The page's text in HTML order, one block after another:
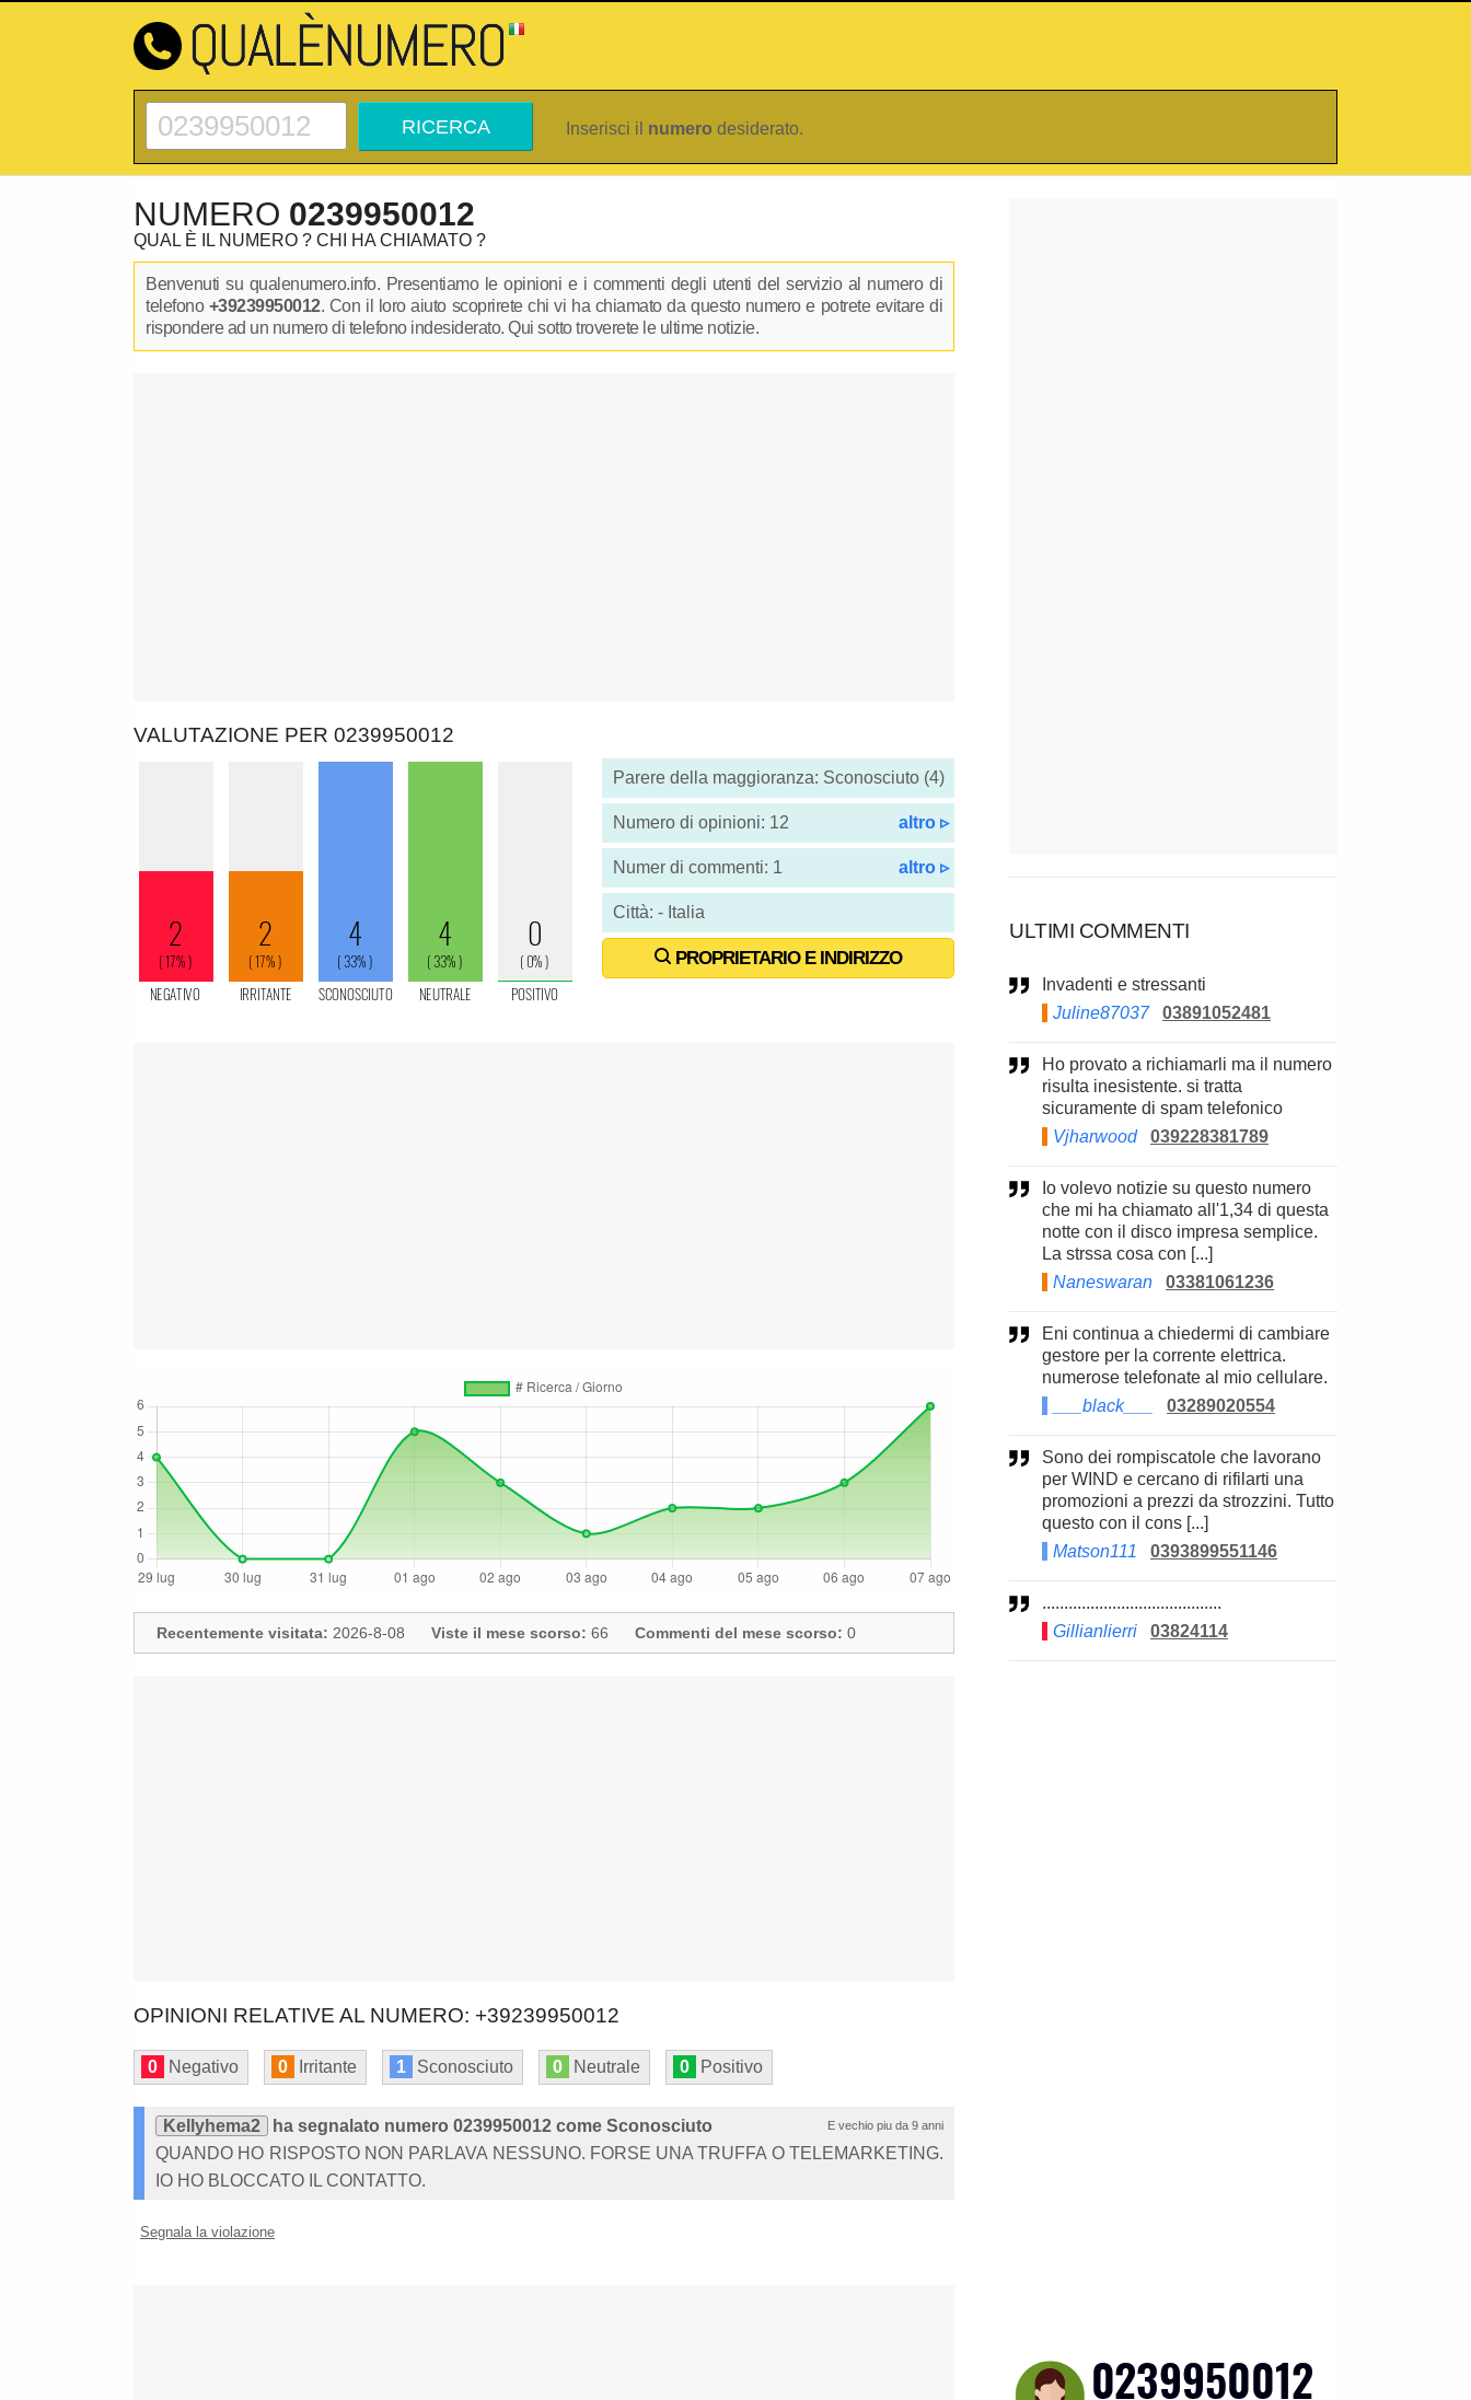
Inserisci il numero desiderato.
NUMERO 0239950012
QUAL È IL NUMERO ? CHI HA CHIAMATO ?
Benvenuti su qualenumero.info. Presentiamo le opinioni e i commenti degli utenti del servizio al numero di
telefono +39239950012. Con il loro aiuto scoprirete chi vi ha chiamato da questo numero e potrete evitare di
rispondere ad un numero di telefono indesiderato. Qui sotto troverete le ultime notizie.
VALUTAZIONE PER 0239950012
Parere della maggioranza: Sconosciuto (4)
Numero di opinioni: 12 altro ▹
Numer di commenti: 1 altro ▹
Città: - Italia
PROPRIETARIO E INDIRIZZO
Recentemente visitata: 2026-8-08 Viste il mese scorso: 66 Commenti del mese scorso: 0
OPINIONI RELATIVE AL NUMERO: +39239950012
0 Negativo 0 Irritante 1 Sconosciuto 0 Neutrale 0 Positivo
E vechio piu da 9 anni
Kellyhema2
ha segnalato numero 0239950012 come Sconosciuto
QUANDO HO RISPOSTO NON PARLAVA NESSUNO. FORSE UNA TRUFFA O TELEMARKETING.
IO HO BLOCCATO IL CONTATTO.
Segnala la violazione
ULTIMI COMMENTI
Invadenti e stressanti
Juline87037
03891052481
Ho provato a richiamarli ma il numero
risulta inesistente. si tratta
sicuramente di spam telefonico
Vjharwood
039228381789
che mi ha chiamato all'1,34 di questa
notte con il disco impresa semplice.
La strssa cosa con [...]
Naneswaran
03381061236
Eni continua a chiedermi di cambiare
gestore per la corrente elettrica.
numerose telefonate al mio cellulare.
___black___
03289020554
Sono dei rompiscatole che lavorano
per WIND e cercano di rifilarti una
promozioni a prezzi da strozzini. Tutto
questo con il cons [...]
Matson111
0393899551146
.........................................
Gillianlierri
03824114